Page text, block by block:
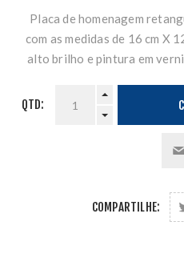
Placa de homenagem
com as medidas de 16 cm X
alto brilho e pintura em
QTD:
COMPARTILHE: